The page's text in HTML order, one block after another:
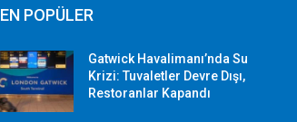
EN POPÜLER
Gatwick Havalimanı’nda Su
Krizi: Tuvaletler Devre Dışı,
Restoranlar Kapandı